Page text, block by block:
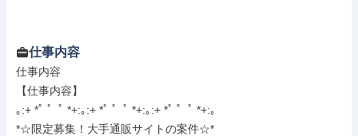
仕事内容
仕事内容
【仕事内容】
｡:+ *ﾟ ゜ﾟ *+:｡:+ *ﾟ ゜ﾟ *+:｡:+ *ﾟ ゜ﾟ *+:｡
*☆限定募集！大手通販サイトの案件☆*